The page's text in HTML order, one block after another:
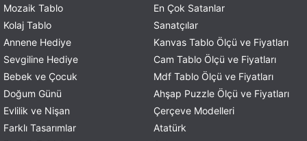
Mozaik Tablo
Kolaj Tablo
Annene Hediye
Sevgiline Hediye
Bebek ve Çocuk
Doğum Günü
Evlilik ve Nişan
Farklı Tasarımlar
En Çok Satanlar
Sanatçılar
Kanvas Tablo Ölçü ve Fiyatları
Cam Tablo Ölçü ve Fiyatları
Mdf Tablo Ölçü ve Fiyatları
Ahşap Puzzle Ölçü ve Fiyatları
Çerçeve Modelleri
Atatürk